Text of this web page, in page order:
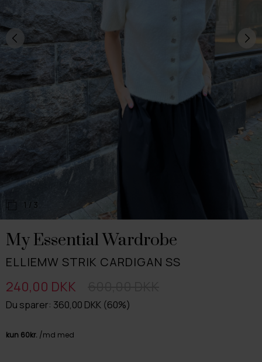
1 / 3
My Essential Wardrobe
ELLIEMW STRIK CARDIGAN SS
Du sparer: 360,00 DKK (60%)
240,00 DKK